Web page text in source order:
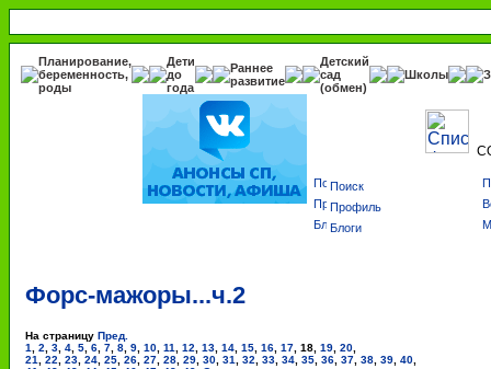
Планирование,
беременность,
роды
Дети
до
года
Раннее
развитие
Детский
сад
(обмен)
Школы
Поиск
Профиль
Блоги
Форс-мажоры...ч.2
На страницу Пред.
1
2 3 4 5 6 7 8 9 10 11 12 13 14 15 16 17 18 19 20
21
22 23 24 25 26 27 28 29 30 31 32 33 34 35 36 37 38 39 40